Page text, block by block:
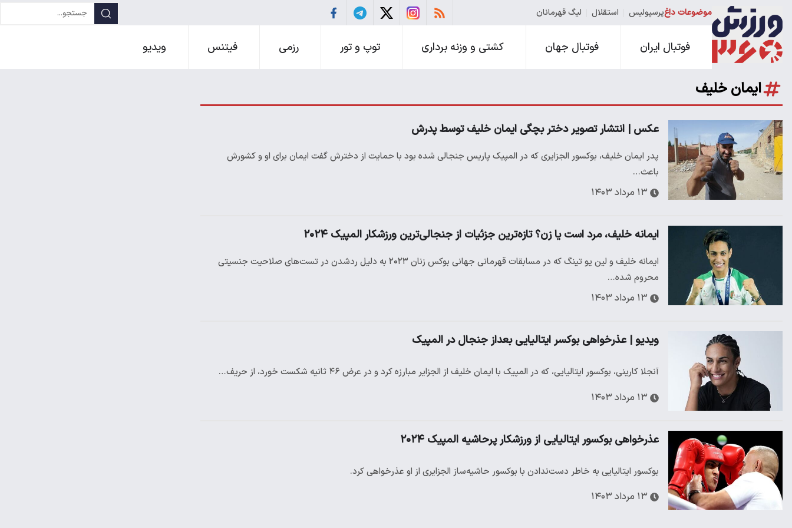
موضوعات داغپرسپولیس استقلال لیگ قهرمانان
فوتبال ایران فوتبال جهان کشتی و وزنه برداری توپ و تور رزمی فیتنس ویدیو
ایمان خلیف
عکس | انتشار تصویر دختر بچگی ایمان خلیف توسط پدرش
پدر ایمان خلیف، بوکسور الجزایری که در المپیک پاریس جنجالی ‌شده بود با حمایت از دخترش گفت ایمان برای او و کشورش
باعث…
۱۳ مرداد ۱۴۰۳
ایمانه خلیف، مرد است یا زن؟ تازه‌ترین جزئیات از جنجالی‌ترین ورزشکار المپیک ۲۰۲۴
ایمانه خلیف و لین یو تینگ که در مسابقات قهرمانی جهانی بوکس زنان ۲۰۲۳ به دلیل ردشدن در تست‌های صلاحیت جنسیتی
محروم شده…
۱۳ مرداد ۱۴۰۳
ویدیو | عذرخواهی بوکسر ایتالیایی بعداز جنجال در المپیک
آنجلا کارینی، بوکسور ایتالیایی، که در المپیک با ایمان خلیف از الجزایر مبارزه کرد و در عرض ۴۶ ثانیه شکست خورد، از حریف…
۱۳ مرداد ۱۴۰۳
عذرخواهی بوکسور ایتالیایی از ورزشکار پرحاشیه المپیک ۲۰۲۴
بوکسور ایتالیایی به خاطر دست‌ندادن با بوکسور حاشیه‌ساز الجزایری از او عذرخواهی کرد.
۱۳ مرداد ۱۴۰۳